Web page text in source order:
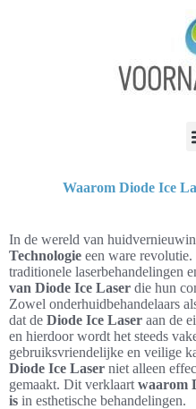
Waarom Diode Ice
In de wereld van
Technologie een ware
traditionele laserbehandelingen
van Diode Ice Laser die hun
Zowel onderhuidbehandelaars
dat de Diode Ice Laser aan de
en hierdoor wordt het steeds
gebruiksvriendelijke en veilige
Diode Ice Laser niet alleen
gemaakt. Dit verklaart waarom
is in esthetische behandelingen.